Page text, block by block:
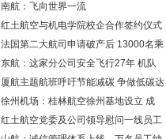
南航：飞向世界一流
红土航空与机电学院校企合作签约仪式
法国第二大航司申请破产后 13000名乘
东航：这家分公司安全飞行27年 机队
厦航主题航班呼吁节能减碳 争做低碳达
徐州机场：桂林航空徐州基地设立 成
红土航空党委及公司领导慰问一线员工